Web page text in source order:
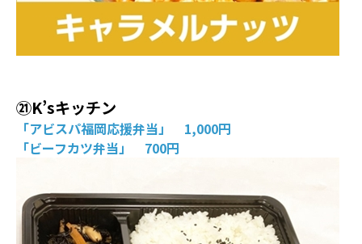
㉑K’sキッチン
「アビスパ福岡応援弁当」 1,000円
「ビーフカツ弁当」 700円